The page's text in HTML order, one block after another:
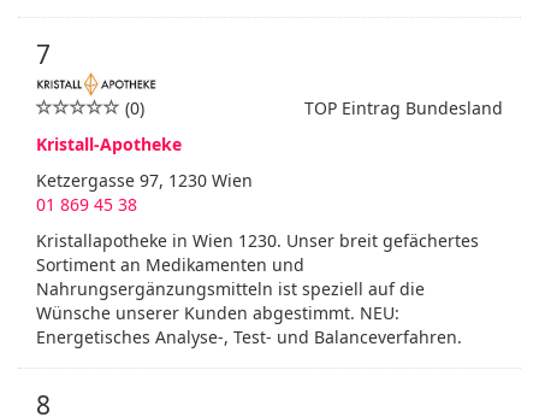
7
TOP Eintrag Bundesland
(0)
Kristall-Apotheke
Ketzergasse 97, 1230 Wien
01 869 45 38
Kristallapotheke in Wien 1230. Unser breit gefächertes
Sortiment an Medikamenten und
Nahrungsergänzungsmitteln ist speziell auf die
Wünsche unserer Kunden abgestimmt. NEU:
Energetisches Analyse-, Test- und Balanceverfahren.
8